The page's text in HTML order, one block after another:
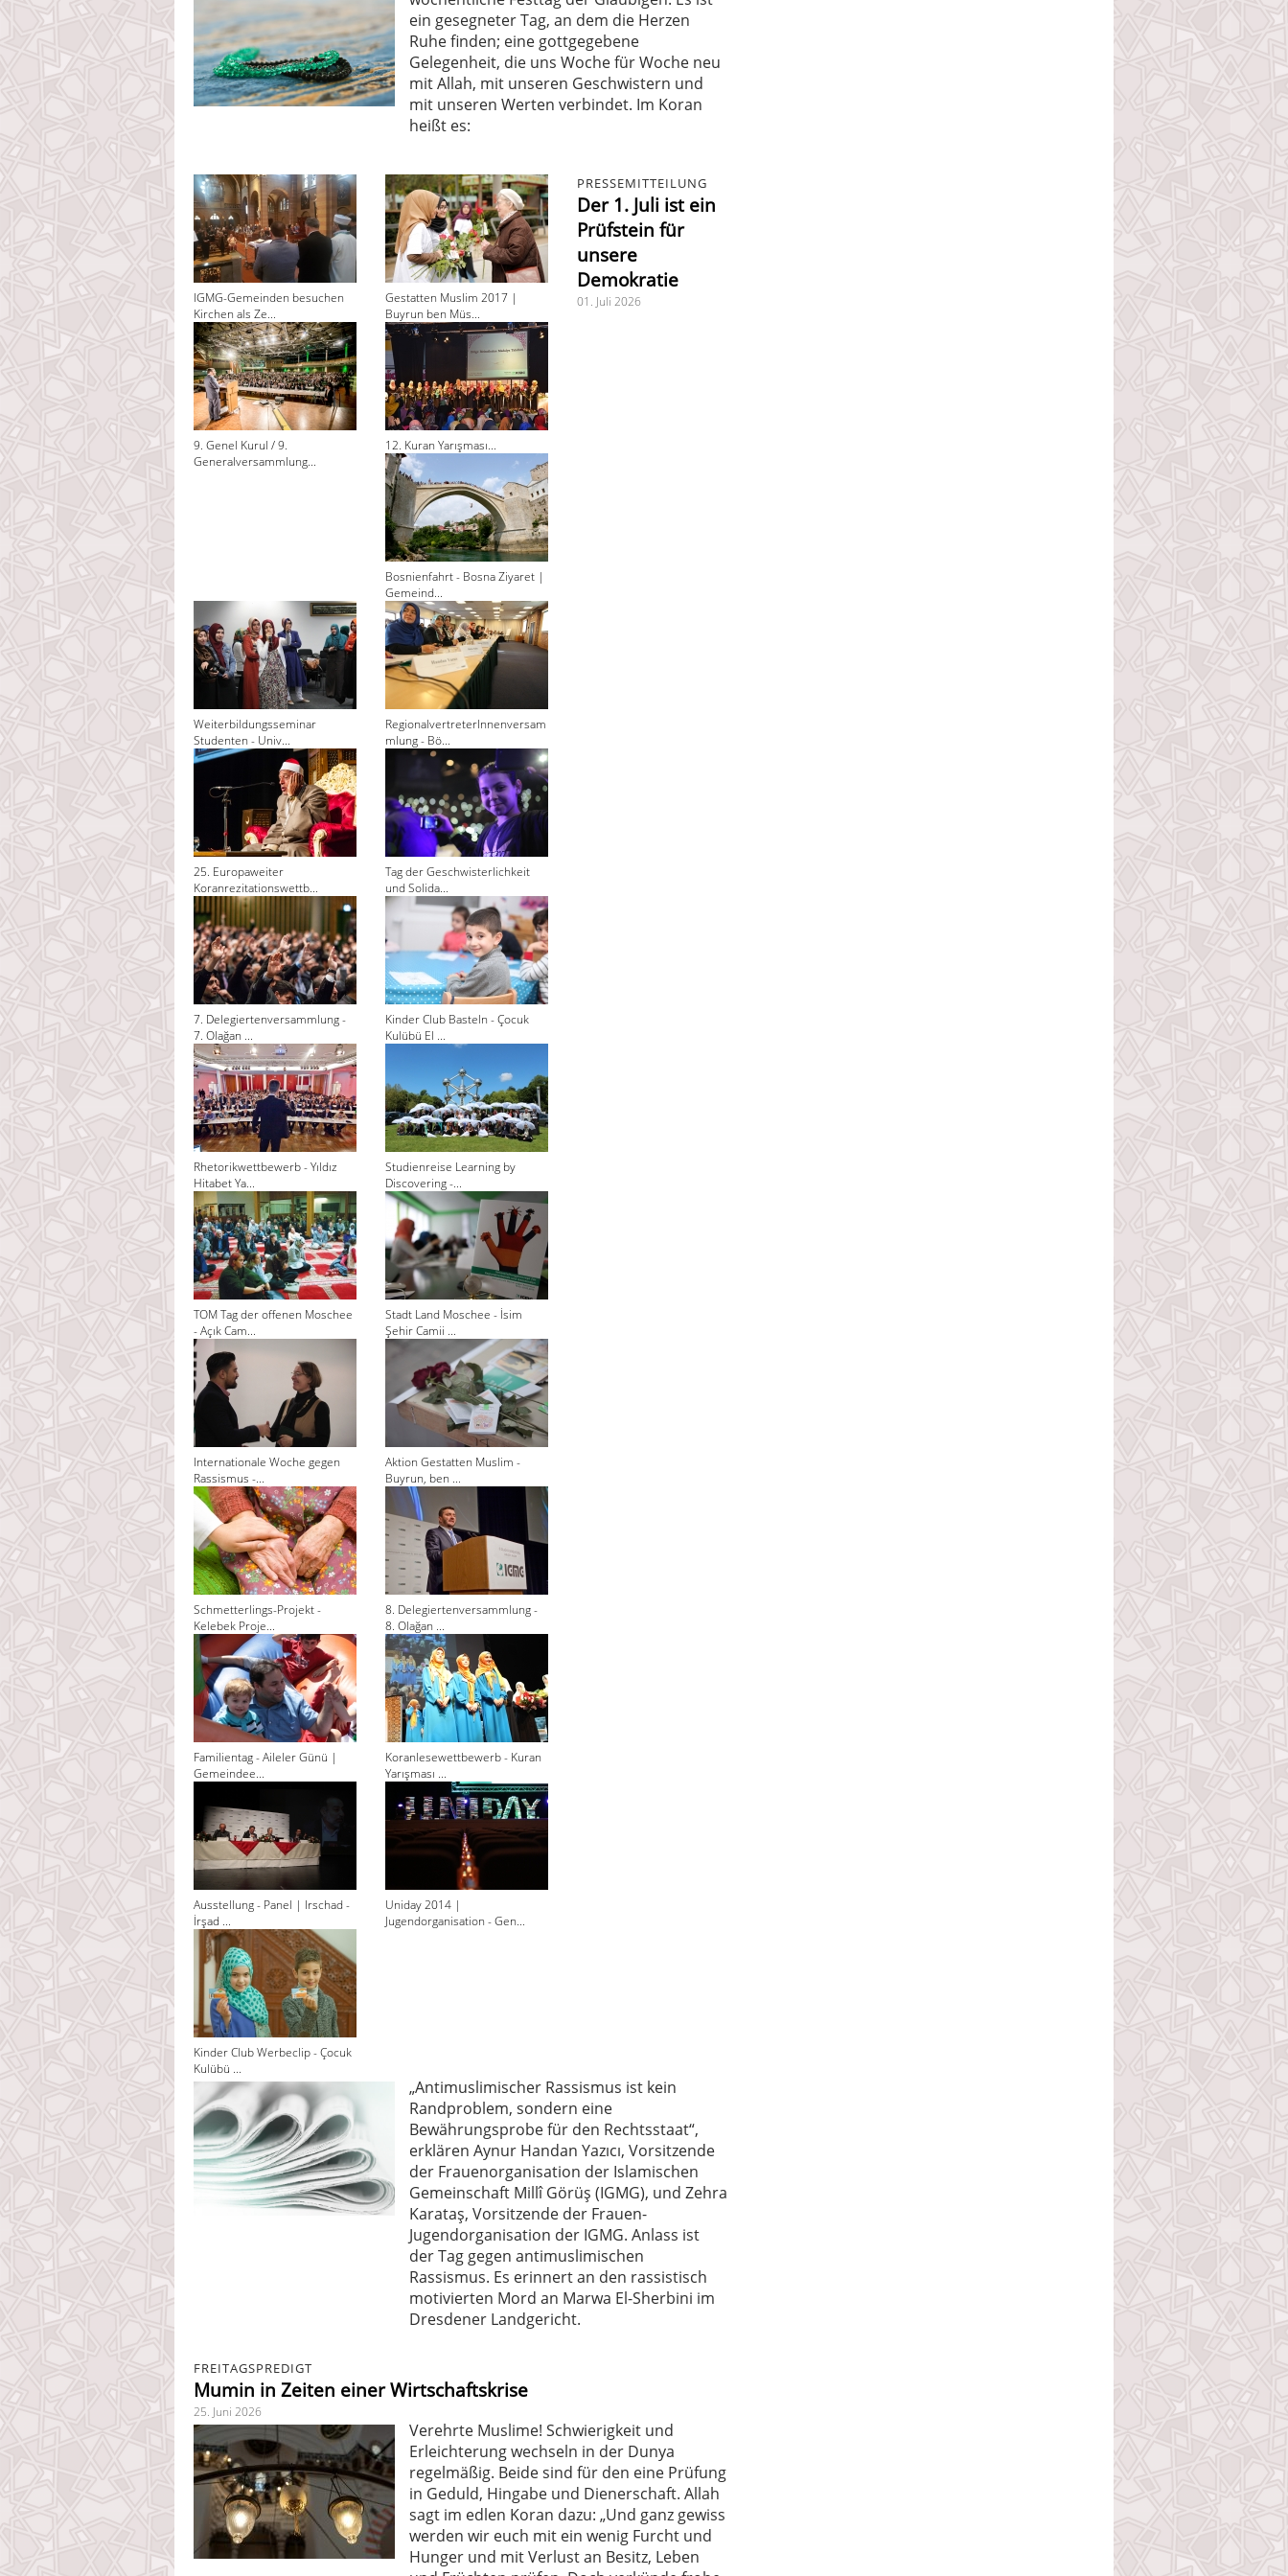
ein gesegneter Tag, an dem die Herzen
Ruhe finden; eine gottgegebene
Gelegenheit, die uns Woche für Woche neu
mit Allah, mit unseren Geschwistern und
mit unseren Werten verbindet. Im Koran
heißt es:
IGMG-Gemeinden besuchen
Kirchen als Ze...
Gestatten Muslim 2017 |
Buyrun ben Müs...
9. Genel Kurul / 9.
Generalversammlung...
12. Kuran Yarışması...
Bosnienfahrt - Bosna Ziyaret |
Gemeind...
Weiterbildungsseminar
Studenten - Univ...
RegionalvertreterInnenversam
mlung - Bö...
25. Europaweiter
Koranrezitationswettb...
Tag der Geschwisterlichkeit
und Solida...
7. Delegiertenversammlung -
7. Olağan ...
Kinder Club Basteln - Çocuk
Kulübü El ...
Rhetorikwettbewerb - Yıldız
Hitabet Ya...
Studienreise Learning by
Discovering -...
TOM Tag der offenen Moschee
- Açık Cam...
Stadt Land Moschee - İsim
Şehir Camii ...
Internationale Woche gegen
Rassismus -...
Aktion Gestatten Muslim -
Buyrun, ben ...
Schmetterlings-Projekt -
Kelebek Proje...
8. Delegiertenversammlung -
8. Olağan ...
Familientag - Aileler Günü |
Gemeindee...
Koranlesewettbewerb - Kuran
Yarışması ...
Ausstellung - Panel | Irschad -
İrşad ...
Uniday 2014 |
Jugendorganisation - Gen...
Kinder Club Werbeclip - Çocuk
Kulübü ...
PRESSEMITTEILUNG
Der 1. Juli ist ein
Prüfstein für
unsere
Demokratie
01. Juli 2026
„Antimuslimischer Rassismus ist kein
Randproblem, sondern eine
Bewährungsprobe für den Rechtsstaat“,
erklären Aynur Handan Yazıcı, Vorsitzende
der Frauenorganisation der Islamischen
Gemeinschaft Millî Görüş (IGMG), und Zehra
Karataş, Vorsitzende der Frauen-
Jugendorganisation der IGMG. Anlass ist
der Tag gegen antimuslimischen
Rassismus. Es erinnert an den rassistisch
motivierten Mord an Marwa El-Sherbini im
Dresdener Landgericht.
FREITAGSPREDIGT
Mumin in Zeiten einer Wirtschaftskrise
25. Juni 2026
Verehrte Muslime! Schwierigkeit und
Erleichterung wechseln in der Dunya
regelmäßig. Beide sind für den eine Prüfung
in Geduld, Hingabe und Dienerschaft. Allah
sagt im edlen Koran dazu: „Und ganz gewiss
werden wir euch mit ein wenig Furcht und
Hunger und mit Verlust an Besitz, Leben